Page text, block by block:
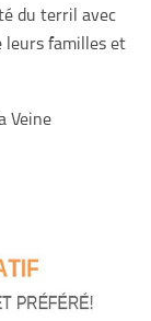
du terril avec
leurs familles et
Veine